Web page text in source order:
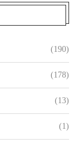
(190)
(178)
(13)
(1)